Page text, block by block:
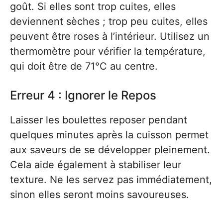
goût. Si elles sont trop cuites, elles
deviennent sèches ; trop peu cuites, elles
peuvent être roses à l’intérieur. Utilisez un
thermomètre pour vérifier la température,
qui doit être de 71°C au centre.
Erreur 4 : Ignorer le Repos
Laisser les boulettes reposer pendant
quelques minutes après la cuisson permet
aux saveurs de se développer pleinement.
Cela aide également à stabiliser leur
texture. Ne les servez pas immédiatement,
sinon elles seront moins savoureuses.